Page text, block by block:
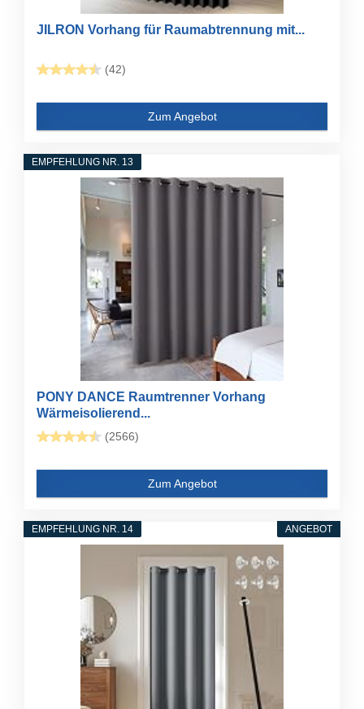
JILRON Vorhang für Raumabtrennung mit...
(42)
Zum Angebot
EMPFEHLUNG NR. 13
PONY DANCE Raumtrenner Vorhang
Wärmeisolierend...
(2566)
Zum Angebot
ANGEBOT
EMPFEHLUNG NR. 14